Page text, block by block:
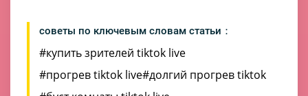
советы по ключевым словам статьи：
#купить зрителей tiktok live
#прогрев tiktok live#долгий прогрев tiktok